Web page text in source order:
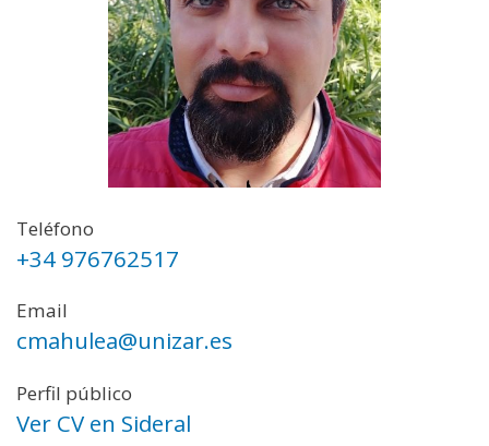
Teléfono
+34 976762517
Email
cmahulea@unizar.es
Perfil público
Ver CV en Sideral